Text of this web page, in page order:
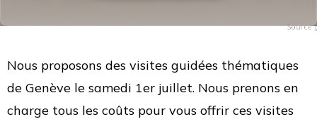
Nous proposons des visites guidées thématiques
de Genève le samedi 1er juillet. Nous prenons en
charge tous les coûts pour vous offrir ces visites